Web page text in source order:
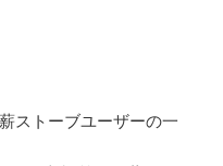
ストーブユーザーの一